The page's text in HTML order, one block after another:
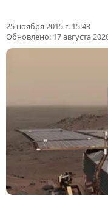
25 ноября 2015 г. 15:43
Обновлено: 17 августа